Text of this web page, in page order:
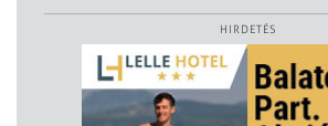
HIRDETÉS